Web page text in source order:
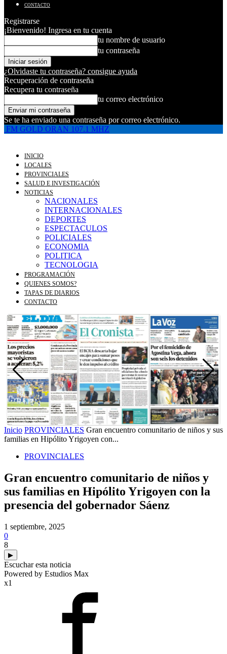
CONTACTO
Registrarse
¡Bienvenido! Ingresa en tu cuenta
tu nombre de usuario
tu contraseña
¿Olvidaste tu contraseña? consigue ayuda
Recuperación de contraseña
Recupera tu contraseña
tu correo electrónico
Se te ha enviado una contraseña por correo electrónico.
FM GOLD ORAN 107.1 MHZ
INICIO
LOCALES
PROVINCIALES
SALUD E INVESTIGACIÓN
NOTICIAS
NACIONALES
INTERNACIONALES
DEPORTES
ESPECTACULOS
POLICIALES
ECONOMIA
POLITICA
TECNOLOGIA
PROGRAMACIÓN
QUIENES SOMOS?
TAPAS DE DIARIOS
CONTACTO
Inicio PROVINCIALES Gran encuentro comunitario de niños y sus
familias en Hipólito Yrigoyen con...
PROVINCIALES
Gran encuentro comunitario de niños y
sus familias en Hipólito Yrigoyen con la
presencia del gobernador Sáenz
1 septiembre, 2025
0
8
▶
Escuchar esta noticia
Powered by Estudios Max
x1